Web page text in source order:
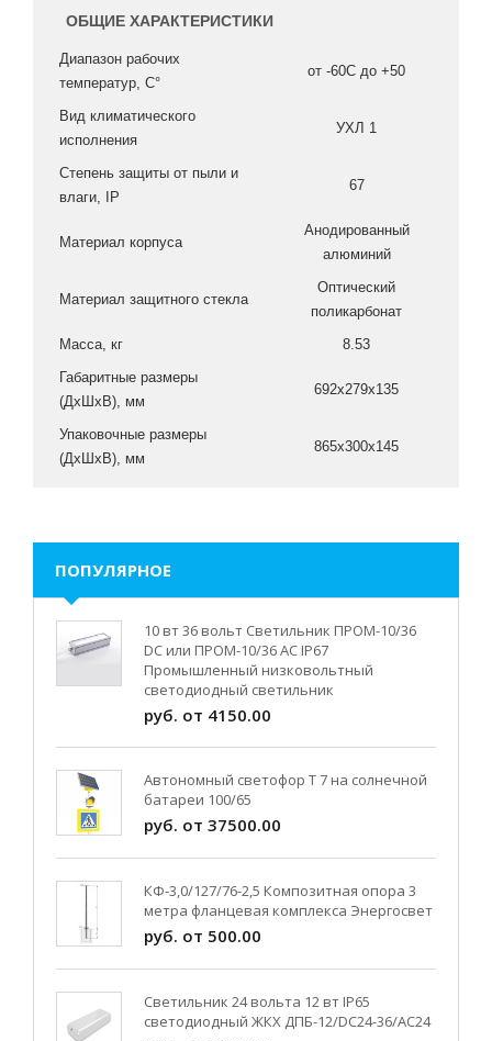
ОБЩИЕ ХАРАКТЕРИСТИКИ
Диапазон рабочих
температур, С°
от -60C до +50
Вид климатического
исполнения
УХЛ 1
Степень защиты от пыли и
влаги, IP
67
Материал корпуса
Анодированный
алюминий
Материал защитного стекла
Оптический
поликарбонат
Масса, кг
8.53
Габаритные размеры
(ДxШxВ), мм
692x279x135
Упаковочные размеры
(ДxШxВ), мм
865x300x145
ПОПУЛЯРНОЕ
10 вт 36 вольт Светильник ПРОМ-10/36
DC или ПРОМ-10/36 AC IP67
Промышленный низковольтный
светодиодный светильник
руб. от 4150.00
Автономный светофор Т 7 на солнечной
батареи 100/65
руб. от 37500.00
КФ-3,0/127/76-2,5 Композитная опора 3
метра фланцевая комплекса Энергосвет
руб. от 500.00
Светильник 24 вольта 12 вт IP65
светодиодный ЖКХ ДПБ-12/DC24-36/АС24